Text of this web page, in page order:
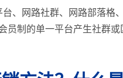
、网路社群、网路部落
制的单一平台产生社群